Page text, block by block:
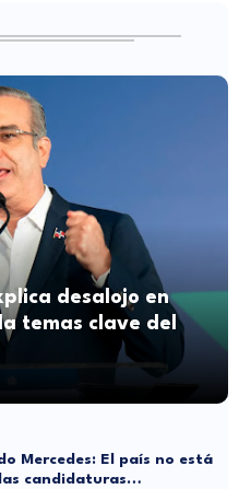
desalojo en
temas clave del
Mercedes: El país no está
candidaturas